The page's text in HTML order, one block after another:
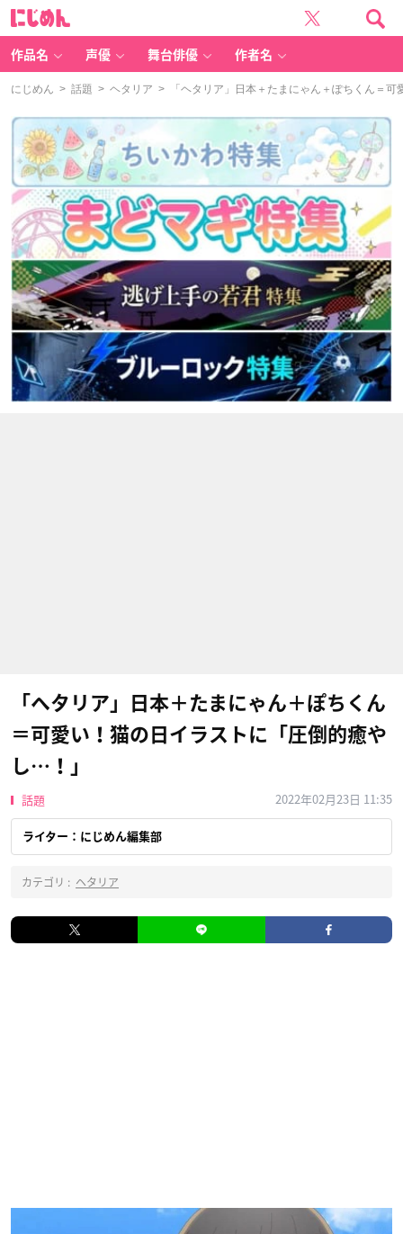
作品名 声優 舞台俳優 作者名
にじめん > 話題 > ヘタリア > 「ヘタリア」日本＋たまにゃん＋ぽちくん＝
「ヘタリア」日本＋たまにゃん＋ぽちくん
＝可愛い！猫の日イラストに「圧倒的癒や
し…！」
話題 2022年02月23日 11:35
ライター：にじめん編集部
カテゴリ : ヘタリア